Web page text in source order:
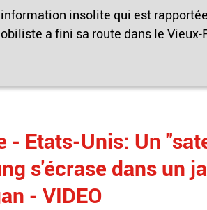
information insolite qui est
a fini sa route dans le Vieux-
- Etats-Unis: Un
s'écrase dans un
- VIDEO